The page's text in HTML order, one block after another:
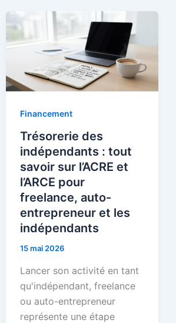
Financement
Trésorerie des
indépendants : tout
savoir sur l’ACRE et
l’ARCE pour
freelance, auto-
entrepreneur et les
indépendants
15 mai 2026
Lancer son activité en tant
qu'indépendant, freelance
ou auto-entrepreneur
représente une étape